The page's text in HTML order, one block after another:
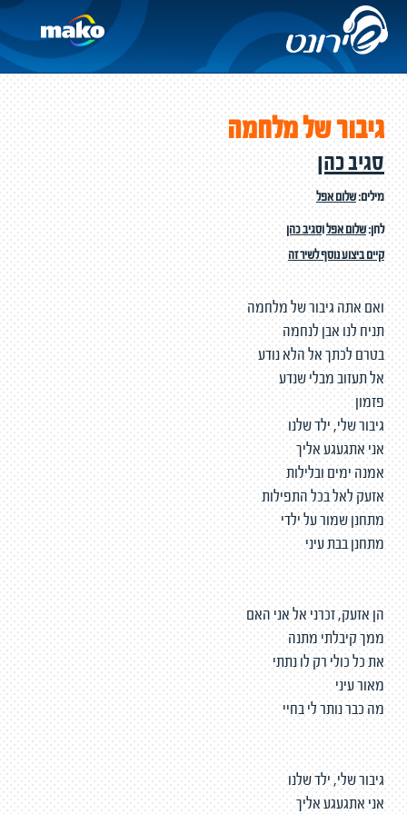
גיבור של מלחמה
סגיב כהן
מילים:שלום אפל
לחן:שלום אפלוסגיב כהן
קיים ביצוע נוסף לשיר זה
ואם אתה גיבור של מלחמה
תניח לנו אבן לנחמה
בטרם לכתך אל הלא נודע
אל תעזוב מבלי שנדע
פזמון
גיבור שלי, ילד שלנו
אני אתגעגע אליך
אמנה ימים ובלילות
אזעק לאל בכל התפילות
מתחנן שמור על ילדי
מתחנן בבת עיני
הן אזעק, זכרני אל אני האם
ממך קיבלתי מתנה
את כל כולי רק לו נתתי
מאור עיני
מה כבר נותר לי בחיי
גיבור שלי, ילד שלנו
אני אתגעגע אליך